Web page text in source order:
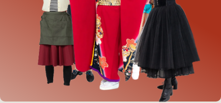
View More